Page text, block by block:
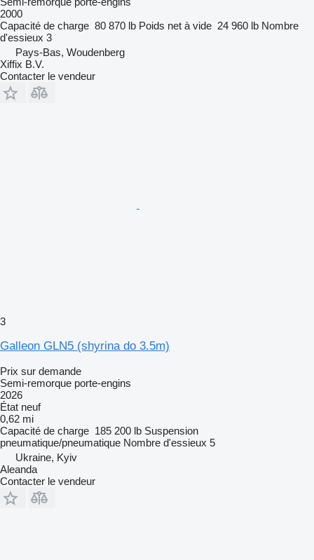
2000
Capacité de charge 80 870 lb Poids net à vide 24 960 lb Nombre
d'essieux 3
Pays-Bas, Woudenberg
Xiffix B.V.
Contacter le vendeur
3
Galleon GLN5 (shyrina do 3.5m)
Prix sur demande
Semi-remorque porte-engins
2026
État neuf
0,62 mi
Capacité de charge 185 200 lb Suspension
pneumatique/pneumatique Nombre d'essieux 5
Ukraine, Kyiv
Aleanda
Contacter le vendeur